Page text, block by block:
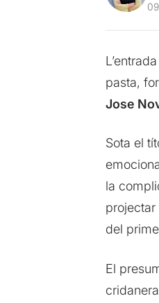
pasta,
Jose
Sota el
la
del
El